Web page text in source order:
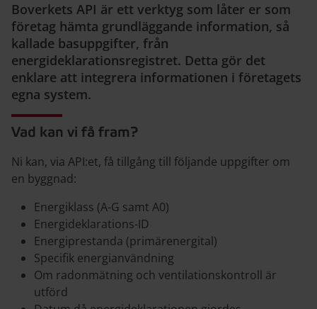
Boverkets API är ett verktyg som låter er som
företag hämta grundläggande information, så
kallade basuppgifter, från
energideklarationsregistret. Detta gör det
enklare att integrera informationen i företagets
egna system.
Vad kan vi få fram?
Ni kan, via API:et, få tillgång till följande uppgifter om
en byggnad:
Energiklass (A-G samt A0)
Energideklarations-ID
Energiprestanda (primärenergital)
Specifik energianvändning
Om radonmätning och ventilationskontroll är
utförd